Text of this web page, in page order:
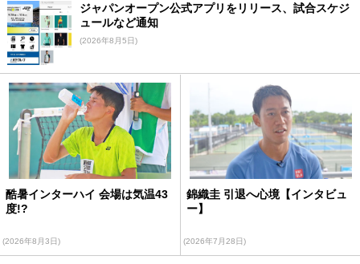
ジャパンオープン公式アプリをリリース、試合スケジ
ュールなど通知
(2026年8月5日)
酷暑インターハイ 会場は気温43
度!?
(2026年8月3日)
錦織圭 引退へ心境【インタビュ
ー】
(2026年7月28日)